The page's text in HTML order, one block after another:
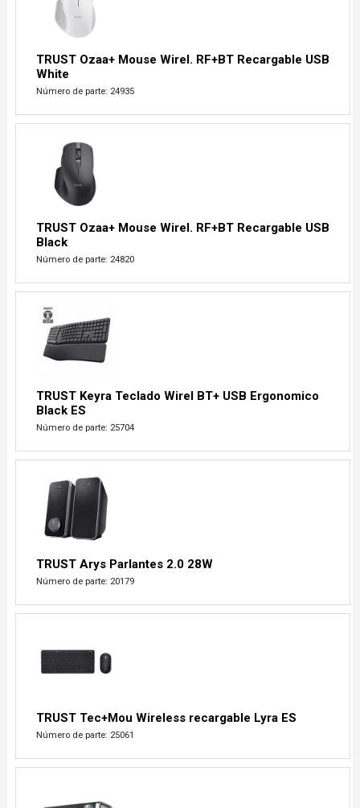
TRUST Ozaa+ Mouse Wirel. RF+BT Recargable USB
White
Número de parte: 24935
TRUST Ozaa+ Mouse Wirel. RF+BT Recargable USB
Black
Número de parte: 24820
TRUST Keyra Teclado Wirel BT+ USB Ergonomico
Black ES
Número de parte: 25704
TRUST Arys Parlantes 2.0 28W
Número de parte: 20179
TRUST Tec+Mou Wireless recargable Lyra ES
Número de parte: 25061